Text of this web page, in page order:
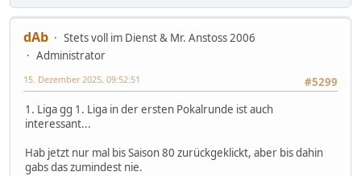
dAb
Stets voll im Dienst & Mr. Anstoss 2006
Administrator
#5299
15. Dezember 2025, 09:52:51
1. Liga gg 1. Liga in der ersten Pokalrunde ist auch
interessant...
Hab jetzt nur mal bis Saison 80 zurückgeklickt, aber bis dahin
gabs das zumindest nie.